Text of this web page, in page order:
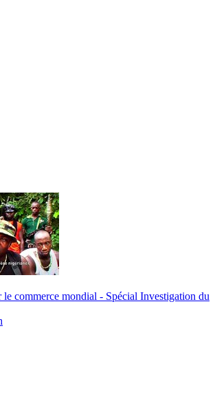
le commerce mondial - Spécial Investigation du